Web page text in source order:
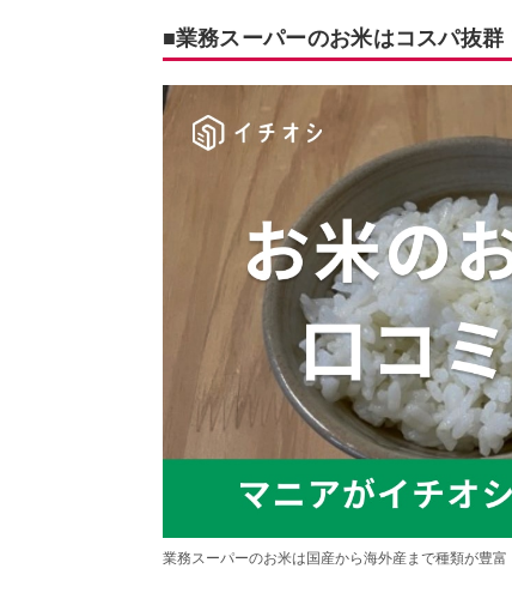
■業務スーパーのお米はコスパ抜
業務スーパーのお米は国産から海外産まで種類が豊富